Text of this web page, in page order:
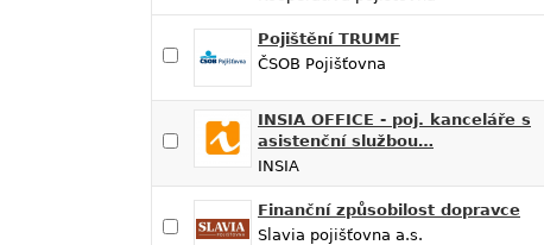
Pojištění TRUMF
ČSOB Pojišťovna
INSIA OFFICE - poj. kanceláře s
asistenční službou…
INSIA
Finanční způsobilost dopravce
Slavia pojišťovna a.s.